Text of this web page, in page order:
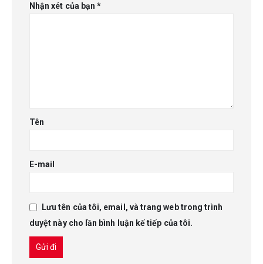
Nhận xét của bạn*
Tên
E-mail
Lưu tên của tôi, email, và trang web trong trình
duyệt này cho lần bình luận kế tiếp của tôi.